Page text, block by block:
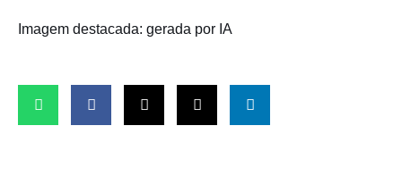
Imagem destacada: gerada por IA